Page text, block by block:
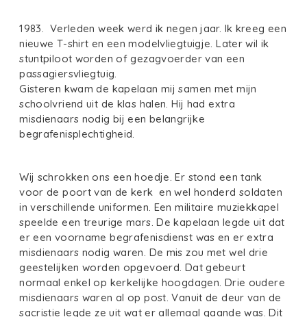
1983. Verleden week werd ik negen jaar. Ik kreeg een
nieuwe T-shirt en een modelvliegtuigje. Later wil ik
stuntpiloot worden of gezagvoerder van een
passagiersvliegtuig.
Gisteren kwam de kapelaan mij samen met mijn
schoolvriend uit de klas halen. Hij had extra
misdienaars nodig bij een belangrijke
begrafenisplechtigheid.
Wij schrokken ons een hoedje. Er stond een tank
voor de poort van de kerk en wel honderd soldaten
in verschillende uniformen. Een militaire muziekkapel
speelde een treurige mars. De kapelaan legde uit dat
er een voorname begrafenisdienst was en er extra
misdienaars nodig waren. De mis zou met wel drie
geestelijken worden opgevoerd. Dat gebeurt
normaal enkel op kerkelijke hoogdagen. Drie oudere
misdienaars waren al op post. Vanuit de deur van de
sacristie legde ze uit wat er allemaal gaande was. Dit